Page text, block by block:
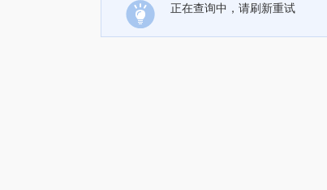
正在查询中，请刷新重试